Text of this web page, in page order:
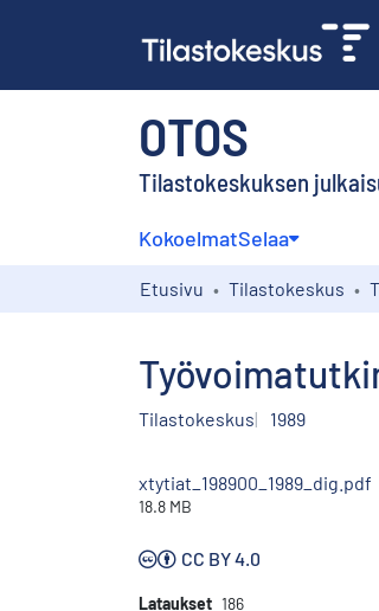
OTOS
Tilastokeskuksen
KokoelmatSelaa
Etusivu Tilastokeskus
Tilastokeskus 1989
xtytiat_198900_1989_dig.pdf
18.8 MB
CC BY 4.0
Lataukset 186